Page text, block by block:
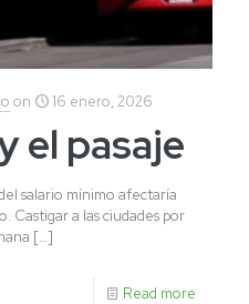
on 16 enero, 2026
el pasaje
salario mínimo afectaría
Castigar a las ciudades por
[…]
Read more